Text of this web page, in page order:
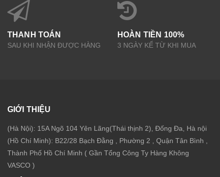
THANH TOÁN
SAU KHI NHẬN ĐƯỢC HÀNG
HOÀN TIỀN 100%
3 NGÀY KỂ TỪ KHI MUA
GIỚI THIỆU
(Hà Nội): 15A Ngõ 104 Yên Lãng(Thái thịnh 2), Đống Đa, Hà nội
(Hồ Chí Minh): B22/28 Bạch Đằng , Phường 2 , Quận Tân Bình ,
Thành Phố Hồ Chí Minh ( Gần Tổng Công Ty Hàng Không
VASCO )